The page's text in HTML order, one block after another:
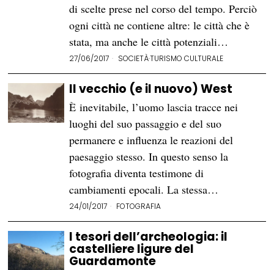
di scelte prese nel corso del tempo. Perciò
ogni città ne contiene altre: le città che è
stata, ma anche le città potenziali…
27/06/2017 SOCIETÀ·TURISMO CULTURALE
Il vecchio (e il nuovo) West
È inevitabile, l’uomo lascia tracce nei
luoghi del suo passaggio e del suo
permanere e influenza le reazioni del
paesaggio stesso. In questo senso la
fotografia diventa testimone di
cambiamenti epocali. La stessa…
24/01/2017 FOTOGRAFIA
I tesori dell’archeologia: il
castelliere ligure del
Guardamonte